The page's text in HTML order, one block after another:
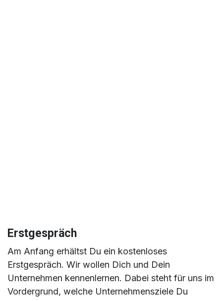
Erstgespräch
Am Anfang erhältst Du ein kostenloses
Erstgespräch. Wir wollen Dich und Dein
Unternehmen kennenlernen. Dabei steht für uns im
Vordergrund, welche Unternehmensziele Du